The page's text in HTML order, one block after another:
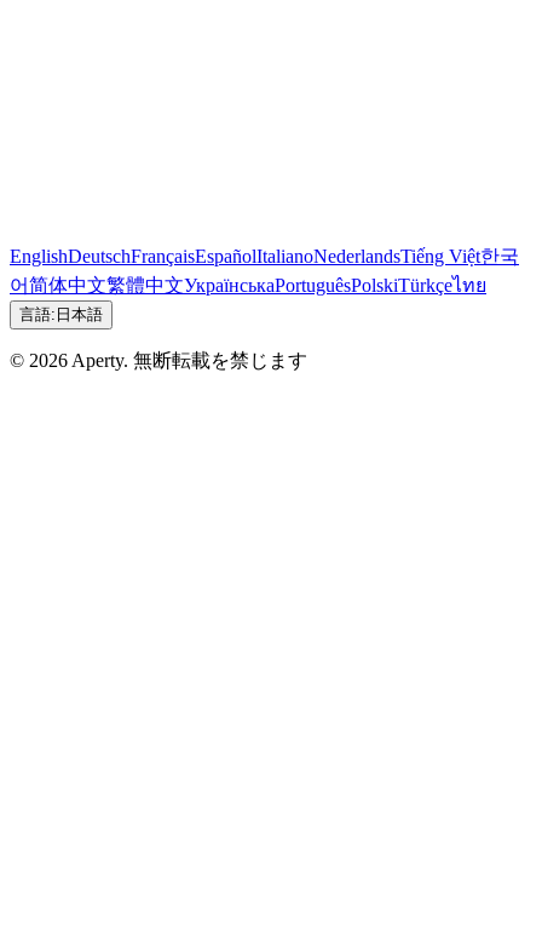
EnglishDeutschFrançaisEspañolItalianoNederlandsTiếng Việt한국
어简体中文繁體中文УкраїнськаPortuguêsPolskiTürkçeไทย
言語: 日本語
© 2026 Aperty. 無断転載を禁じます